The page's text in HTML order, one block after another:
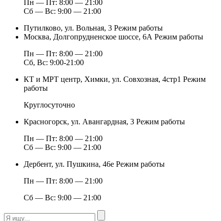
Пн — Пт: 8:00 — 21:00
Сб — Вс: 9:00 — 21:00
Путилково, ул. Вольная, 3 Режим работы
Москва, Долгопрудненское шоссе, 6А Режим работы
Пн — Пт: 8:00 — 21:00
Сб, Вс: 9:00-21:00
КТ и МРТ центр, Химки, ул. Совхозная, 4стр1 Режим
работы
Круглосуточно
Красногорск, ул. Авангардная, 3 Режим работы
Пн — Пт: 8:00 — 21:00
Сб — Вс: 9:00 — 21:00
Дербент, ул. Пушкина, 46е Режим работы
Пн — Пт: 8:00 — 21:00
Сб — Вс: 9:00 — 21:00